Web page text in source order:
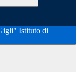
Istituto di